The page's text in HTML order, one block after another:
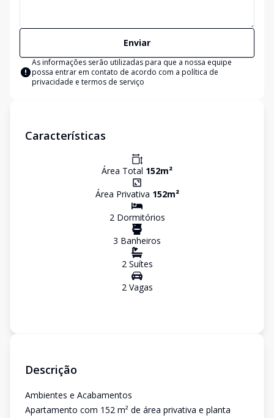
Enviar
As informações serão utilizadas para que a nossa equipe
possa entrar em contato de acordo com a política de
privacidade e termos de serviço
Características
Área Total 152m²
Área Privativa 152m²
2Dormitórios
3 Banheiros
2Suítes
2Vagas
Descrição
Ambientes e Acabamentos
Apartamento com 152 m² de área privativa e planta